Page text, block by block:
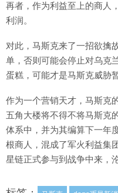
再者，作为利益至上的商人
利润。
对此，马斯克来了一招欲擒
单，否则可能会停止对乌克
蛋糕，可能才是马斯克威胁
作为一个营销天才，马斯克
五角大楼将不得不将马斯克
体系中，并为其编算下一年
根商人，混成了军火利益集
星链正式参与到战争中来，